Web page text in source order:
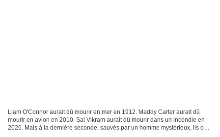
Liam O'Connor aurait dû mourir en mer en 1912. Maddy Carter aurait dû
mourir en avion en 2010. Sal Vikram aurait dû mourir dans un incendie en
2026. Mais à la dernière seconde, sauvés par un homme mystérieux, ils ont